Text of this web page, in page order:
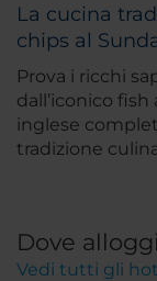
La cucina
chips al
Prova i ricchi
dall’iconico
inglese
tradizione
Dove
Vedi tutti gli